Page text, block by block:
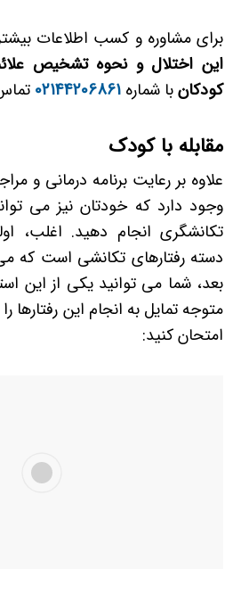
برای مشاوره و کسب اطلاعات
این اختلال و نحوه تشخیص
کودکانبا شماره 02144206861
مقابله با کودک
علاوه بر رعایت برنامه درمانی و
وجود دارد که خودتان نیز می
تکانشگری انجام دهید. اغلب،
دسته رفتارهای تکانشی است که
بعد، شما می توانید یکی از این
متوجه تمایل به انجام این رفتارها
امتحان کنید: